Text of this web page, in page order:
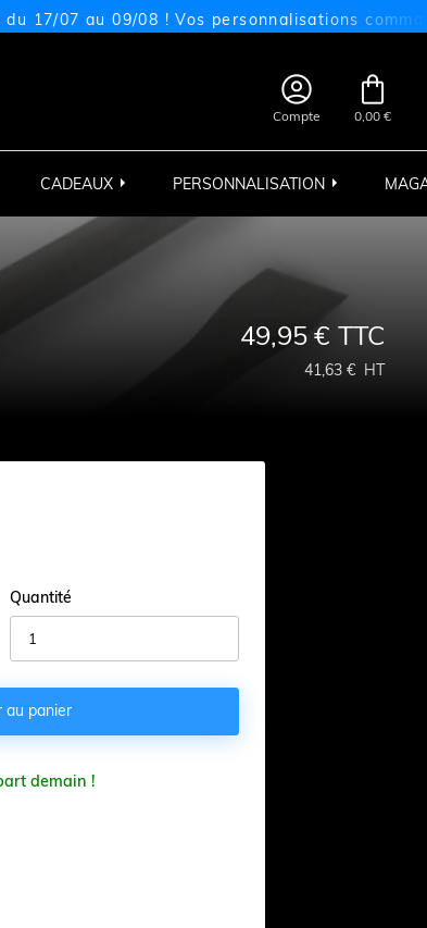
07 au 09/08 ! Vos personnalisations

Compte

0,00 €
CADEAUX PERSONNALISATION
49,95 € TTC
41,63 € HT
Quantité
au panier
demain !